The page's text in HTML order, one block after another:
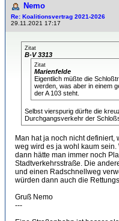
Nemo
Re: Koalitionsvertrag 2021-2026
29.11.2021 17:17
Zitat
B-V 3313
Zitat
Marienfelde
Eigentlich müßte die
werden, was aber in einem
der A 103 steht.
Selbst vierspurig dürfte die
Durchgangsverkehr der
Man hat ja noch nicht
weg wird es ja wohl kaum
dann hätte man immer noch
Stadtverkehrsstraße. Die
und einen Radschnellweg
würden dann auch die
Gruß Nemo
---